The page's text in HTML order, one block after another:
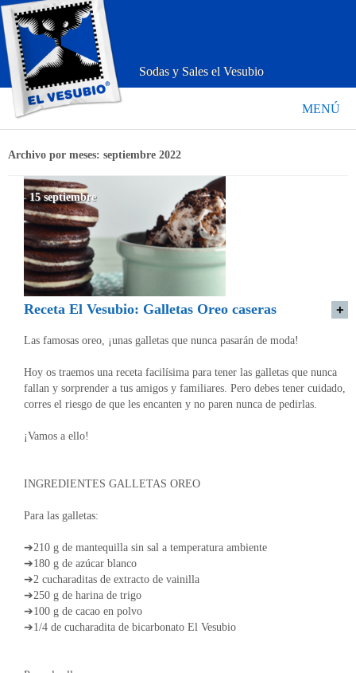
Sodas y Sales el Vesubio
MENÚ
Archivo por meses: septiembre 2022
15 septiembre
Receta El Vesubio: Galletas Oreo caseras
Las famosas oreo, ¡unas galletas que nunca pasarán de moda!
Hoy os traemos una receta facilísima para tener las galletas que nunca
fallan y sorprender a tus amigos y familiares. Pero debes tener cuidado,
corres el riesgo de que les encanten y no paren nunca de pedirlas.
¡Vamos a ello!
INGREDIENTES GALLETAS OREO
Para las galletas:
➔210 g de mantequilla sin sal a temperatura ambiente
➔180 g de azúcar blanco
➔2 cucharaditas de extracto de vainilla
➔250 g de harina de trigo
➔100 g de cacao en polvo
➔1/4 de cucharadita de bicarbonato El Vesubio